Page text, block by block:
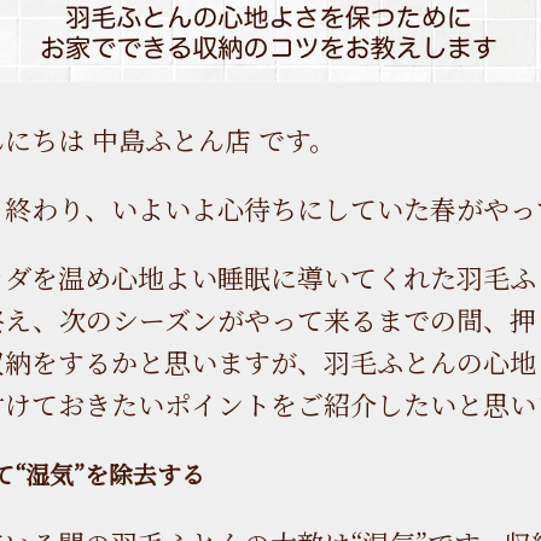
ちは 中島ふとん店 です。
わり、いよいよ心待ちにしていた春がや
を温め心地よい睡眠に導いてくれた羽毛
、次のシーズンがやって来るまでの間、
をするかと思いますが、羽毛ふとんの心
ておきたいポイントをご紹介したいと思
“湿気”を除去する